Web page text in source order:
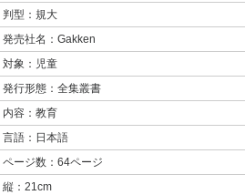
判型：規大
発売社名：Gakken
対象：児童
発行形態：全集叢書
内容：教育
言語：日本語
ページ数：64ページ
縦：21cm